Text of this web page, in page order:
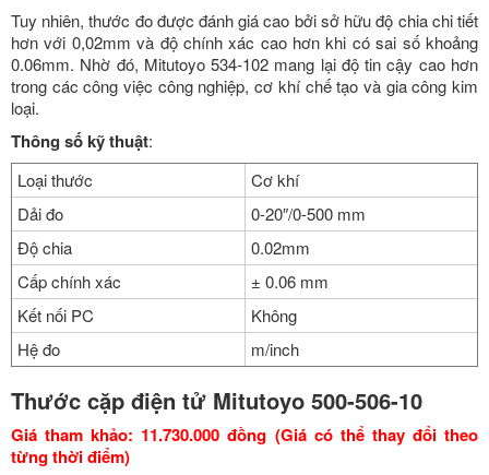
Tuy nhiên, thước đo được đánh giá cao bởi sở hữu độ chia chi tiết
hơn với 0,02mm và độ chính xác cao hơn khi có sai số khoảng
0.06mm. Nhờ đó, Mitutoyo 534-102 mang lại độ tin cậy cao hơn
trong các công việc công nghiệp, cơ khí chế tạo và gia công kim
loại.
Thông số kỹ thuật:
Loại thước
Cơ khí
Dải đo
0-20″/0-500 mm
Độ chia
0.02mm
Cấp chính xác
± 0.06 mm
Kết nối PC
Không
Hệ đo
m/inch
Thước cặp điện tử Mitutoyo 500-506-10
Giá tham khảo: 11.730.000 đồng (Giá có thể thay đổi theo
từng thời điểm)